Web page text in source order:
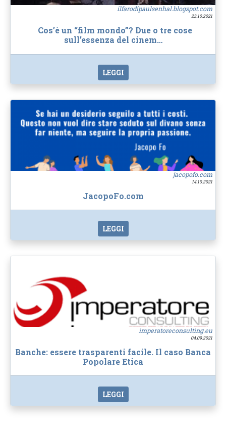
ilfarodipaulsenhal.blogspot.com
23.10.2021
Cos’è un “film mondo”? Due o tre cose
sull’essenza del cinem…
LEGGI
jacopofo.com
14.10.2021
JacopoFo.com
LEGGI
imperatoreconsulting.eu
04.09.2021
Banche: essere trasparenti facile. Il caso Banca
Popolare Etica
LEGGI